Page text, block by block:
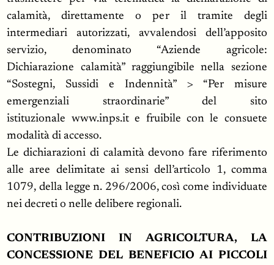
calamità, direttamente o per il tramite degli
intermediari autorizzati, avvalendosi dell’apposito
servizio, denominato “Aziende agricole:
Dichiarazione calamità” raggiungibile nella sezione
“Sostegni, Sussidi e Indennità” > “Per misure
emergenziali straordinarie” del sito
istituzionale www.inps.it e fruibile con le consuete
modalità di accesso.
Le dichiarazioni di calamità devono fare riferimento
alle aree delimitate ai sensi dell’articolo 1, comma
1079, della legge n. 296/2006, così come individuate
nei decreti o nelle delibere regionali.
CONTRIBUZIONI IN AGRICOLTURA, LA
CONCESSIONE DEL BENEFICIO AI PICCOLI